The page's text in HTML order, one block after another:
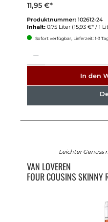
11,95 €*
Produktnummer: 102612-24
Inhalt: 0.75 Liter (15,93 €* / 1
Sofort verfügbar, Lieferzeit: 1-3
In den
Leichter Genuss
VAN LOVEREN
FOUR COUSINS SKINNY